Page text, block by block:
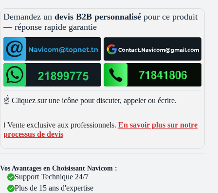
Demandez un devis B2B personnalisé pour ce produit
— réponse rapide garantie
☝️ Cliquez sur une icône pour discuter, appeler ou écrire.
ℹ️ Vente exclusive aux professionnels. En savoir plus sur notre
processus de devis
Vos Avantages en Choisissant Navicom :
Support Technique 24/7
Plus de 15 ans d'expertise